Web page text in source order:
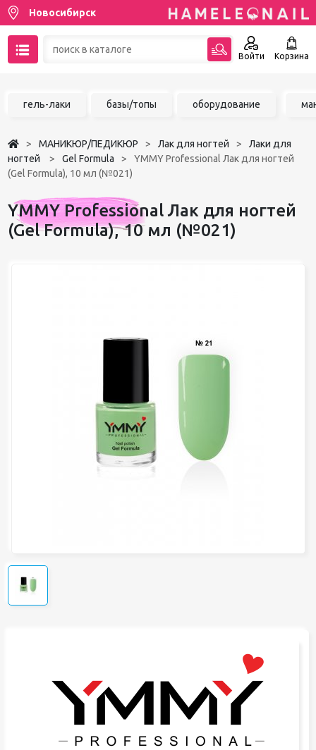
Новосибирск
Войти Корзина
Чат в MAX
Избранное
гель-лаки базы/топы оборудование
МАНИКЮР/ПЕДИКЮР Лак для ногтей
Лаки для
ногтей
Gel Formula
YMMY Professional Лак для ногтей
(Gel Formula), 10 мл (№021)
YMMY Professional Лак для ногтей
(Gel Formula), 10 мл (№021)